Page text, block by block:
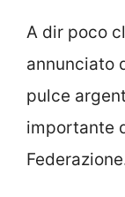
A dir poco
annunciato
pulce
importante